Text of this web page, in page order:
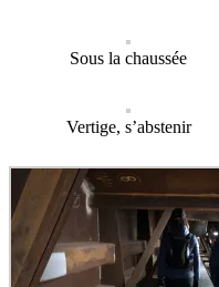
Sous la chaussée
Vertige, s’abstenir